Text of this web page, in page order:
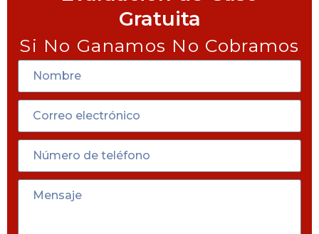
Gratuita
Si No Ganamos No Cobramos